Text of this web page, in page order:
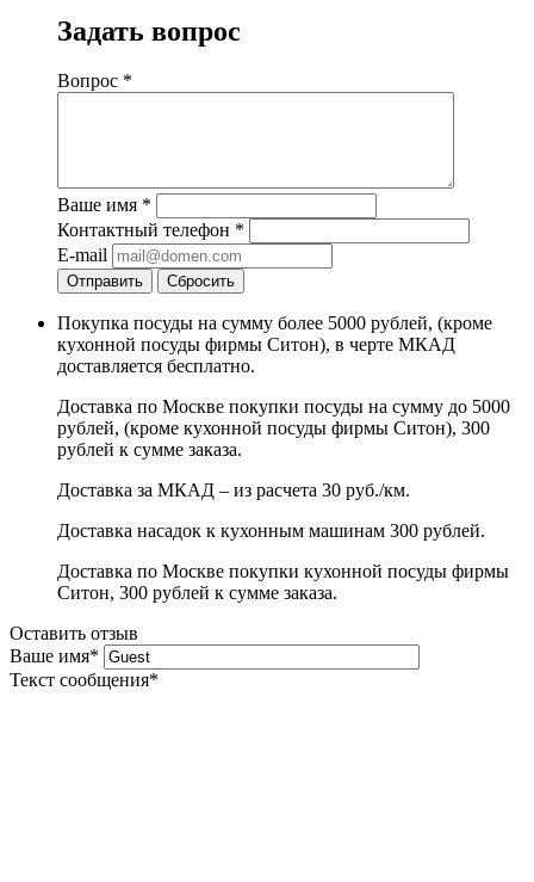
Задать вопрос
Вопрос *
Ваше имя *
Контактный телефон *
E-mail
Отправить Сбросить
Покупка посуды на сумму более 5000 рублей, (кроме
кухонной посуды фирмы Ситон), в черте МКАД
доставляется бесплатно.
Доставка по Москве покупки посуды на сумму до 5000
рублей, (кроме кухонной посуды фирмы Ситон), 300
рублей к сумме заказа.
Доставка за МКАД – из расчета 30 руб./км.
Доставка насадок к кухонным машинам 300 рублей.
Доставка по Москве покупки кухонной посуды фирмы
Ситон, 300 рублей к сумме заказа.
Оставить отзыв
Ваше имя*
Текст сообщения*